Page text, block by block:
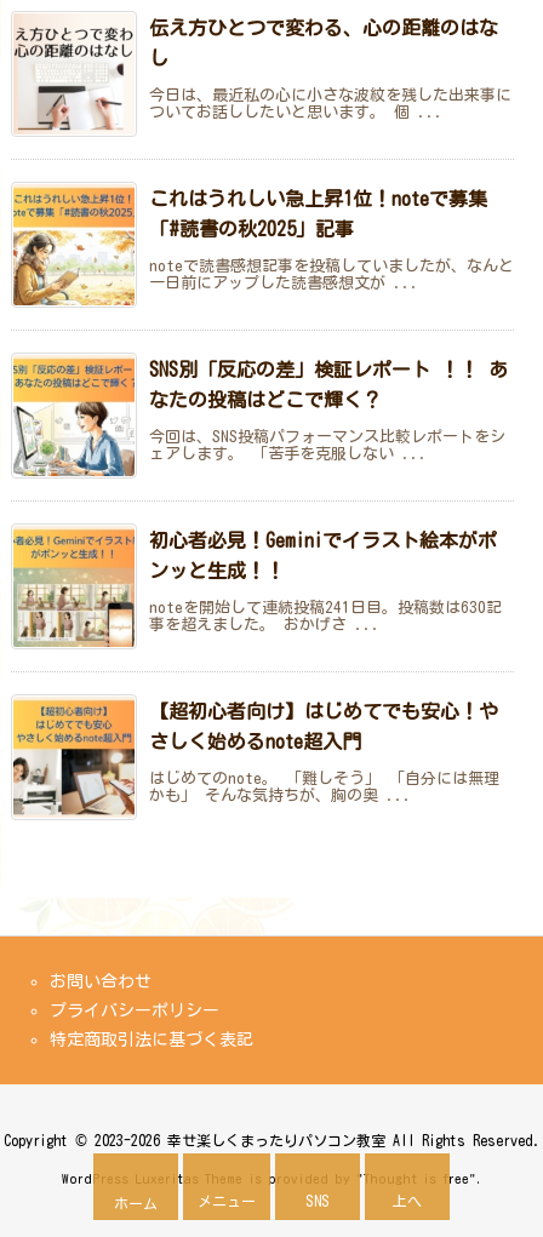
伝え方ひとつで変わる、心の距離のはな
し
今日は、最近私の心に小さな波紋を残した出来事に
ついてお話ししたいと思います。 個 ...
これはうれしい急上昇1位！noteで募集
「#読書の秋2025」記事
noteで読書感想記事を投稿していましたが、なんと
一日前にアップした読書感想文が ...
SNS別「反応の差」検証レポート ！！ あ
なたの投稿はどこで輝く？
今回は、SNS投稿パフォーマンス比較レポートをシ
ェアします。 「苦手を克服しない ...
初心者必見！Geminiでイラスト絵本がポ
ンッと生成！！
noteを開始して連続投稿241日目。投稿数は630記
事を超えました。 おかげさ ...
【超初心者向け】はじめてでも安心！や
さしく始めるnote超入門
はじめてのnote。 「難しそう」 「自分には無理
かも」 そんな気持ちが、胸の奥 ...
お問い合わせ
プライバシーポリシー
特定商取引法に基づく表記
Copyright © 2023-2026 幸せ楽しくまったりパソコン教室All Rights Reserved.
WordPress Luxeritas Theme is provided by "Thought is free".
ホーム メニュー SNS 上へ